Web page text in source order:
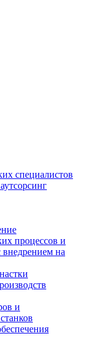
специалистов
процессов и
на
и